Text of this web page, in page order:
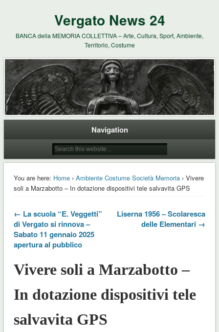
Vergato News 24
BANCA della MEMORIA COLLETTIVA – Arte, Cultura, Sport, Ambiente,
Territorio, Costume
Navigation
You are here: Home› Ambiente Costume Società Memoria› Vivere
soli a Marzabotto – In dotazione dispositivi tele salvavita GPS
← La scuola “E. Veggetti”
di Vergato si rinnova –
Sabato 11 gennaio 2025
apertura al pubblico
Liserna 1956 – Scolaresca
delle Elementari →
Vivere soli a Marzabotto –
In dotazione dispositivi tele
salvavita GPS